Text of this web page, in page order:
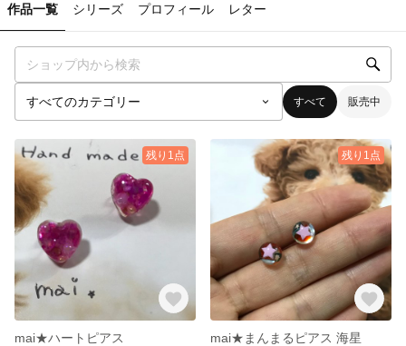
作品一覧 シリーズ プロフィール レター
すべて 販売中
残り1点
mai★ハートピアス
残り1点
mai★まんまるピアス 海星